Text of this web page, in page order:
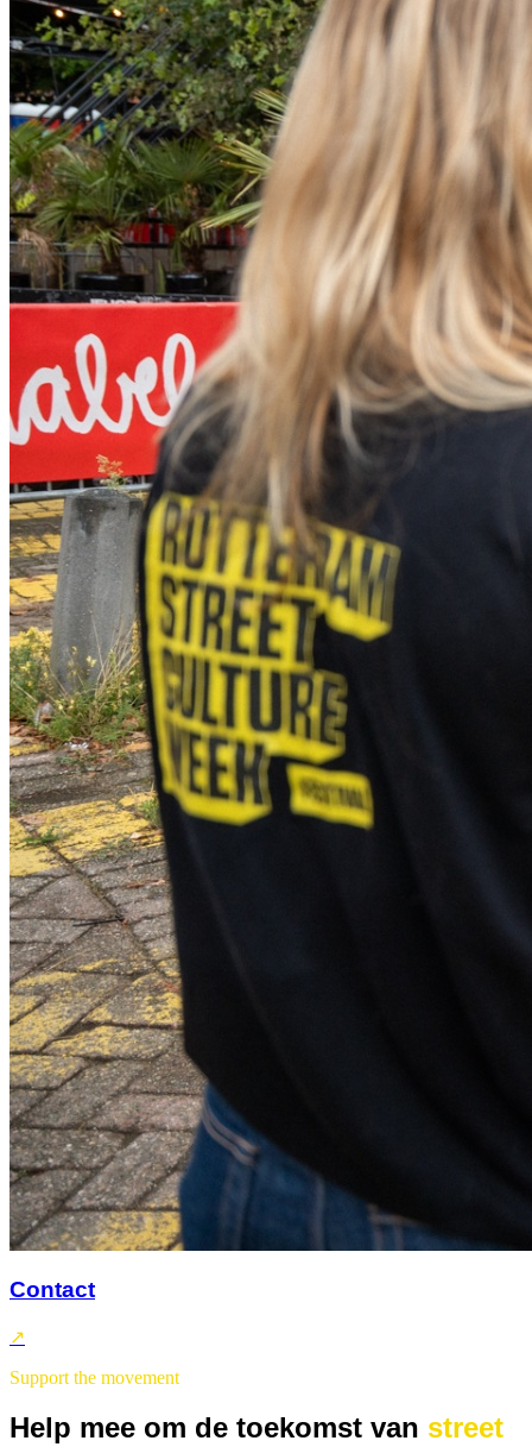
Contact
↗
Support the movement
Help mee om de toekomst van street